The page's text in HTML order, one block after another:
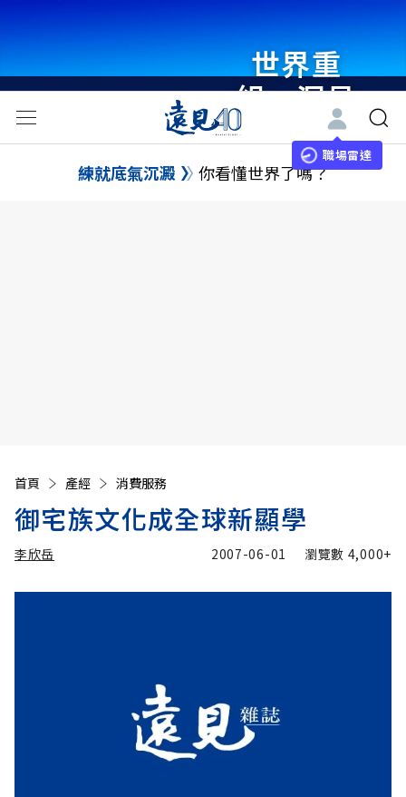
世界重
組・洞見
未來 與
世界領袖
職場雷達
練就底氣沉澱 你看懂世界了嗎？
首頁 產經 消費服務
御宅族文化成全球新顯學
李欣岳 2007-06-01 瀏覽數 4,000+